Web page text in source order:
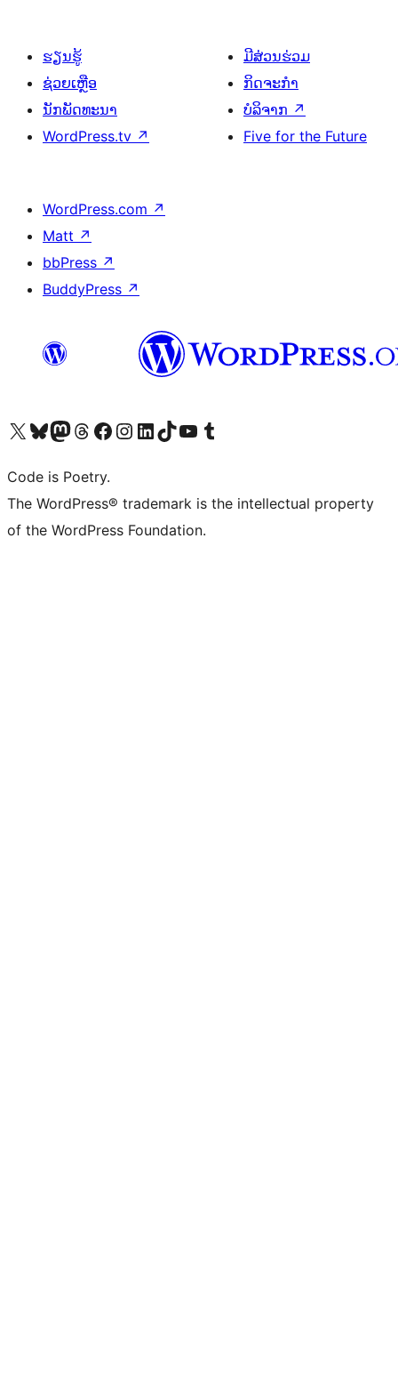
ຮຽນຮູ້
ຊ່ວຍເຫຼືອ
ນັກພັດທະນາ
WordPress.tv ↗
ມີສ່ວນຮ່ວມ
ກິດຈະກຳ
ບໍລິຈາກ ↗
Five for the Future
WordPress.com ↗
Matt ↗
bbPress ↗
BuddyPress ↗
ຢ້ຽມຊົມບັນຊີ X (ຊື່ເກົ່າ Twitter) ຂອງພວກເຮົາຢ້ຽມຊົມບັນຊີ Bluesky ຂອງພວກເຮົາຢ້ຽມຊົມບັນຊີ Mastodon ຂອງພວກເຮົາຢ້ຽມຊົມບັນຊີ Threads ຂອງພວກເຮົາຢ້ຽມຊົມໜ້າ Facebook ຂອງພວກເຮົາຢ້ຽມຊົມບັນຊີ Instagram ຂອງພວກເຮົາຢ້ຽມຊົມບັນຊີ LinkedIn ຂອງພວກເຮົາຢ້ຽມຊົມບັນຊີ TikTok ຂອງພວກເຮົາຢ້ຽມຊົມຊ່ອງ YouTube ຂອງພວກເຮົາຢ້ຽມຊົມບັນຊີ Tumblr ຂອງພວກເຮົາ
Code is Poetry.
The WordPress® trademark is the intellectual property
of the WordPress Foundation.